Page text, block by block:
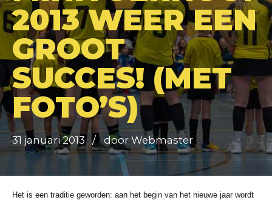
2013 WEER EEN
GROOT
SUCCES! (MET
FOTO’S)
31 januari 2013 door Webmaster
Het is een traditie geworden: aan het begin van het nieuwe jaar wordt